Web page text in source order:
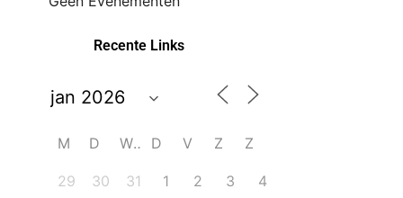
Recente Links
M D W D V Z Z
29 30 31 1 2 3
4